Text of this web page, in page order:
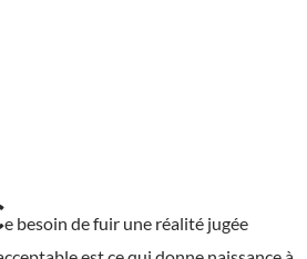
e besoin de fuir une réalité jugée